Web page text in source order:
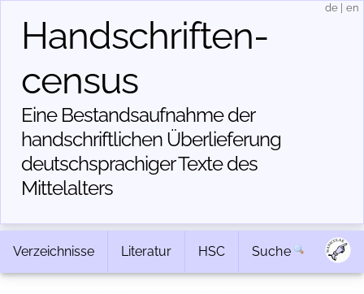
Handschriften­
census
Eine Bestandsaufnahme der
handschriftlichen Über­lieferung
deutschsprachiger Texte des
Mittelalters
de en
Verzeichnisse Literatur HSC Suche